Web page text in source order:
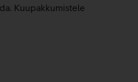
Kuupakkumistele